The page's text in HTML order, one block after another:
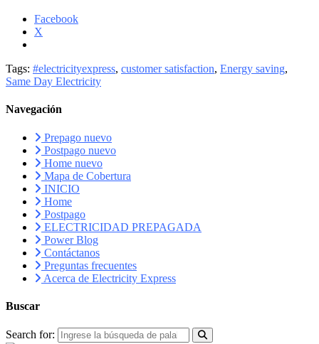
Facebook
X
Tags: #electricityexpress, customer satisfaction, Energy saving,
Same Day Electricity
Navegación
Prepago nuevo
Postpago nuevo
Home nuevo
Mapa de Cobertura
INICIO
Home
Postpago
ELECTRICIDAD PREPAGADA
Power Blog
Contáctanos
Preguntas frecuentes
Acerca de Electricity Express
Buscar
Search for: